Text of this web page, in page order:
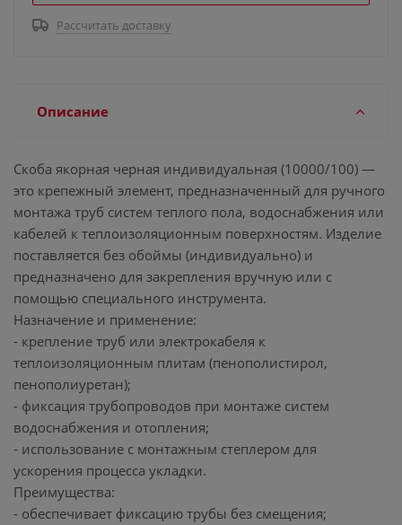
Рассчитать доставку
Описание
Скоба якорная черная индивидуальная (10000/100) —
это крепежный элемент, предназначенный для ручного
монтажа труб систем теплого пола, водоснабжения или
кабелей к теплоизоляционным поверхностям. Изделие
поставляется без обоймы (индивидуально) и
предназначено для закрепления вручную или с
помощью специального инструмента.
Назначение и применение:
- крепление труб или электрокабеля к
теплоизоляционным плитам (пенополистирол,
пенополиуретан);
- фиксация трубопроводов при монтаже систем
водоснабжения и отопления;
- использование с монтажным степлером для
ускорения процесса укладки.
Преимущества:
- обеспечивает фиксацию трубы без смещения;